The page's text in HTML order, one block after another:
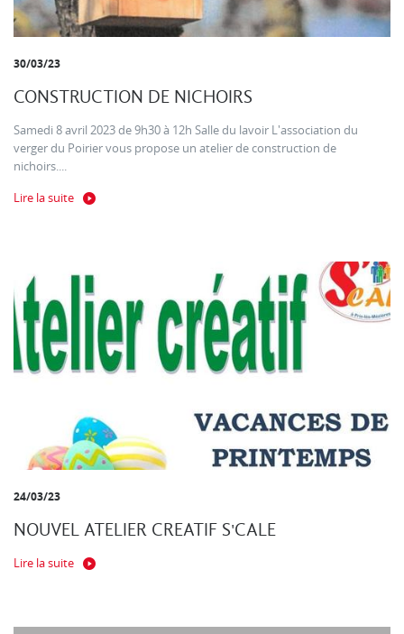
30/03/23
CONSTRUCTION DE NICHOIRS
Samedi 8 avril 2023 de 9h30 à 12h Salle du lavoir L'association du
verger du Poirier vous propose un atelier de construction de
nichoirs....
Lire la suite
24/03/23
NOUVEL ATELIER CREATIF S'CALE
Lire la suite